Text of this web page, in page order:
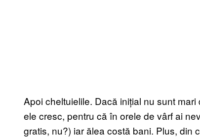
Apoi cheltuielile. Dacă inițial nu sunt
ele cresc, pentru că în orele de vârf ai
gratis, nu?) iar ălea costă bani. Plus, din